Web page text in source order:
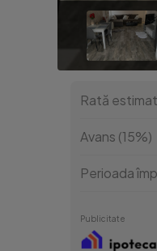
Rată
Avans (15%)
Perioada
Publicitate